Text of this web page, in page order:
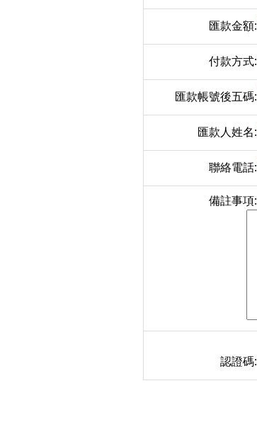
匯款金額:
付款方式:
匯款帳號後五碼:
匯款人姓名:
聯絡電話:
備註事項:
認證碼: